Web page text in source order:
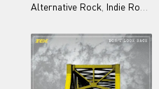
Alternative Rock Indie Rock